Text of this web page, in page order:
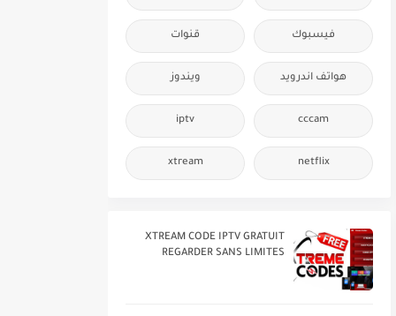
فيسبوك قنوات
هواتف اندرويد ويندوز
cccam
iptv
netflix
xtream
XTREAM CODE IPTV GRATUIT
REGARDER SANS LIMITES